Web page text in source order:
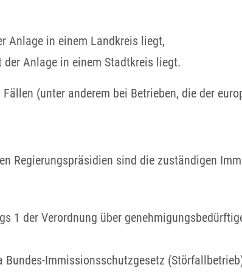
Anlage in einem Landkreis liegt,
Anlage in einem Stadtkreis liegt.
(unter anderem bei Betrieben, die der
Regierungspräsidien sind die zuständigen
1 der Verordnung über
Immissionsschutzgesetz